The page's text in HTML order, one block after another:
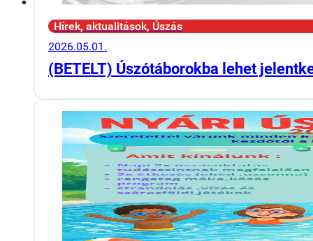
Hírek, aktualitások, Úszás
2026.05.01.
(BETELT) Úszótáborokba lehet